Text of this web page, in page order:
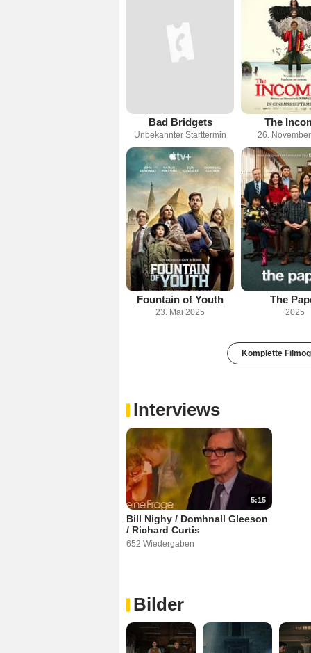
Bad Bridgets
Unbekannter Starttermin
The
26.
Fountain of Youth
23. Mai 2025
The
2025
Komplette
Interviews
5:15
Bill Nighy / Domhnall Gleeson
/ Richard Curtis
652 Wiedergaben
Bilder